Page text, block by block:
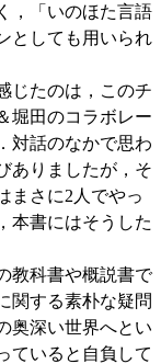
，「いのほた言語
としても用いられ
じたのは，このチ
堀田のコラボレー
対話のなかで思わ
ありましたが，そ
まさに2人でやっ
本書にはそうした
教科書や概説書で
関する素朴な疑問
奥深い世界へとい
ていると自負して